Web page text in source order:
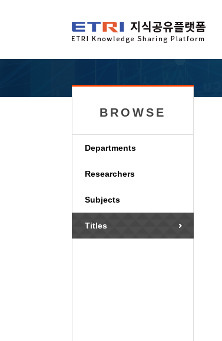
BROWSE
Departments
Researchers
Subjects
Titles